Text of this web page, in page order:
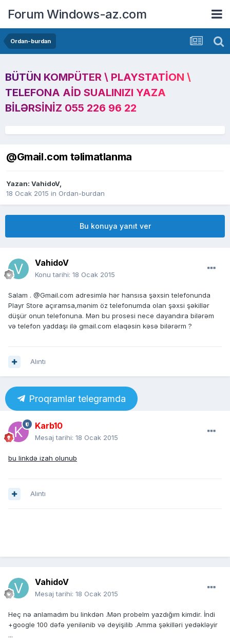
Forum Windows-az.com
Ordan-burdan
BÜTÜN KOMPÜTER \ PLAYSTATION \
TELEFONA AID SUALINIZI YAZA
BILƏRSINIZ 055 226 96 22
@Gmail.com təlimatlanma
Yazan: VahidoV,
18 Ocak 2015 in Ordan-burdan
Bu konuya yanıt ver
VahidoV
Konu tarihi: 18 Ocak 2015
Salam . @Gmail.com adresimlə hər hansısa şəxsin telefonunda
Playr Store açıramsa,mənim öz telefonumda olan şəxsi şəkillər
düşür onun telefonuna. Mən bu prosesi nece dayandıra bilərəm
və telefon yaddaşı ilə gmail.com elaqəsin kəsə bilərərm ?
Alıntı
Proqramlar telegramda
Karb10
Mesaj tarihi: 18 Ocak 2015
bu linkdə izah olunub
Alıntı
VahidoV
Mesaj tarihi: 18 Ocak 2015
Heç nə anlamadım bu linkdən .Mən probelm yazdığım kimdir. İndi
+google 100 dəfə yenilənib və deyişilib .Amma şəkilləri yedəkləyir
...